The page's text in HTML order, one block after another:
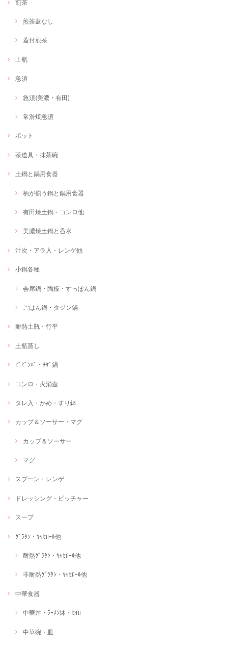
煎茶
煎茶蓋なし
蓋付煎茶
土瓶
急須
急須(美濃・有田)
常滑焼急須
ポット
茶道具・抹茶碗
土鍋と鍋用食器
柄が揃う鍋と鍋用食器
有田焼土鍋・コンロ他
美濃焼土鍋と呑水
汁次・アラ入・レンゲ他
小鍋各種
会席鍋・陶板・すっぽん鍋
ごはん鍋・タジン鍋
耐熱土瓶・行平
土瓶蒸し
ﾋﾞﾋﾞﾝﾊﾞ・ﾁｹﾞ鍋
コンロ・火消壺
タレ入・かめ・すり鉢
カップ＆ソーサー・マグ
カップ＆ソーサー
マグ
スプーン・レンゲ
ドレッシング・ピッチャー
スープ
ｸﾞﾗﾀﾝ・ｷｬｾﾛｰﾙ他
耐熱ｸﾞﾗﾀﾝ・ｷｬｾﾛｰﾙ他
非耐熱ｸﾞﾗﾀﾝ・ｷｬｾﾛｰﾙ他
中華食器
中華丼・ﾗｰﾒﾝ鉢・ｾｲﾛ
中華碗・皿